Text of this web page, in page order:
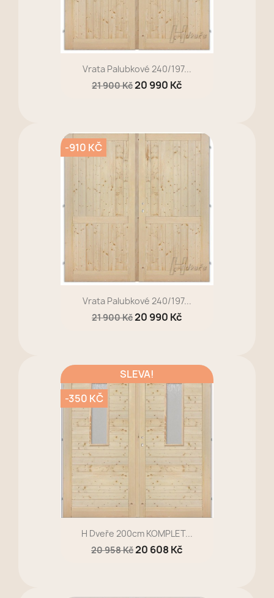
Vrata Palubkové 240/197...
21 900 Kč20 990 Kč
Vrata Palubkové 240/197...
21 900 Kč20 990 Kč
-910 KČ
H Dveře 200cm KOMPLET...
20 958 Kč20 608 Kč
SLEVA!
-350 KČ